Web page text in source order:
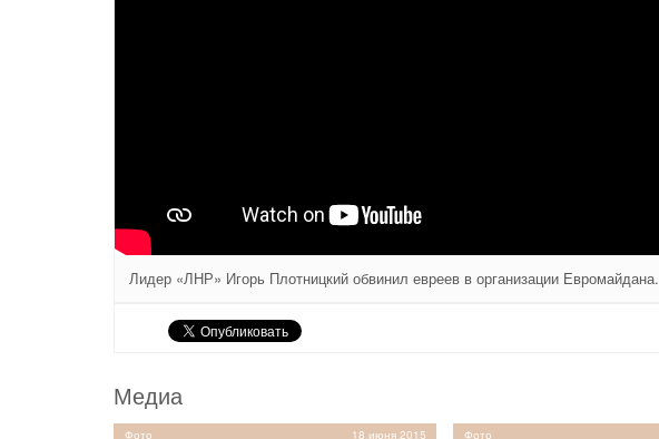
Лидер «ЛНР» Игорь Плотницкий обвинил евреев в организации Евромайдана.
Медиа
Фото 18 июня 2015 Фото